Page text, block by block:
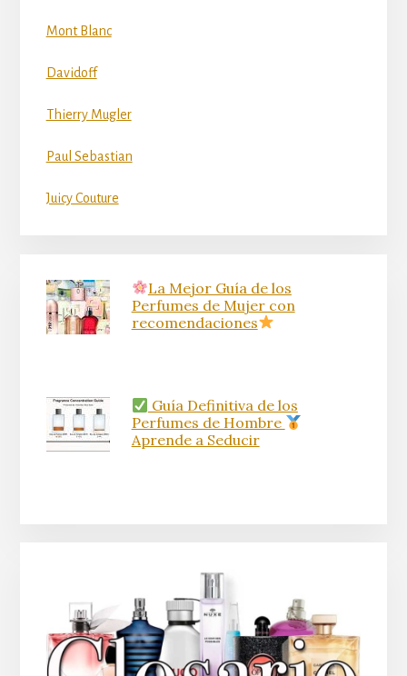
Mont Blanc
Davidoff
Thierry Mugler
Paul Sebastian
Juicy Couture
La Mejor Guía de los
Perfumes de Mujer con
recomendaciones
Guía Definitiva de los
Perfumes de Hombre
Aprende a Seducir